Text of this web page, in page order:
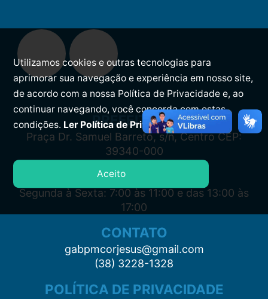
PREFEITURA
Praça Dr. Samuel Barreto, s/n, Centro CEP:
39340-000
ATENDIMENTO
Segunda à Sexta: 7:00 às 11:00 e das 13:00 às
17:00
CONTATO
gabpmcorjesus@gmail.com
(38) 3228-1328
POLÍTICA DE PRIVACIDADE
Utilizamos cookies e outras tecnologias para
aprimorar sua navegação e experiência em nosso site,
de acordo com a nossa Política de Privacidade e, ao
continuar navegando, você concorda com estas
condições. Ler Política de Privacidade.
Aceito